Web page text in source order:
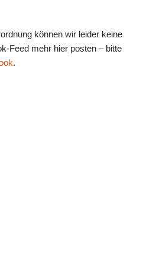
können wir leider keine
Feed mehr hier posten – bitte
.